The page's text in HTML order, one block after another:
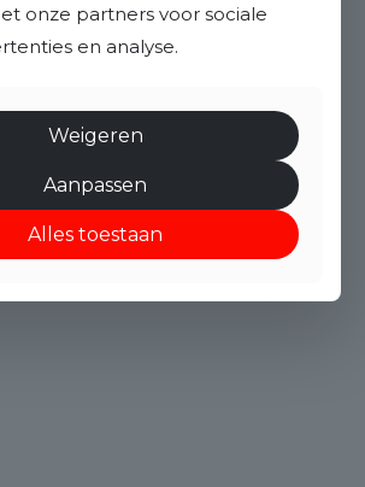
onze partners voor sociale
en analyse.
Weigeren
Aanpassen
Alles toestaan